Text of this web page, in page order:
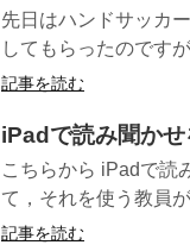
先日はハンドサッカ
してもらったのです
記事を読む
iPadで読み聞かせ
こちらから iPadで読
て，それを使う教員
記事を読む